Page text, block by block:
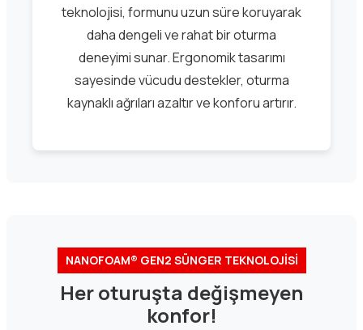
teknolojisi, formunu uzun süre koruyarak
daha dengeli ve rahat bir oturma
deneyimi sunar. Ergonomik tasarımı
sayesinde vücudu destekler, oturma
kaynaklı ağrıları azaltır ve konforu artırır.
NANOFOAM® GEN2 SÜNGER TEKNOLOJİSİ
Her oturuşta değişmeyen
konfor!